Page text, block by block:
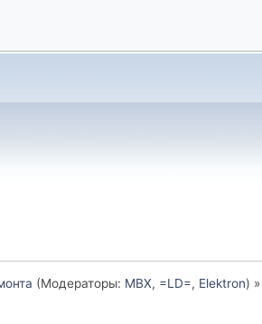
(Модераторы: MBX, =LD=, Elektron) »